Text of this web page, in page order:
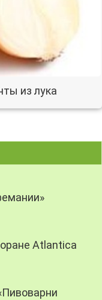
из лука
Atlantica